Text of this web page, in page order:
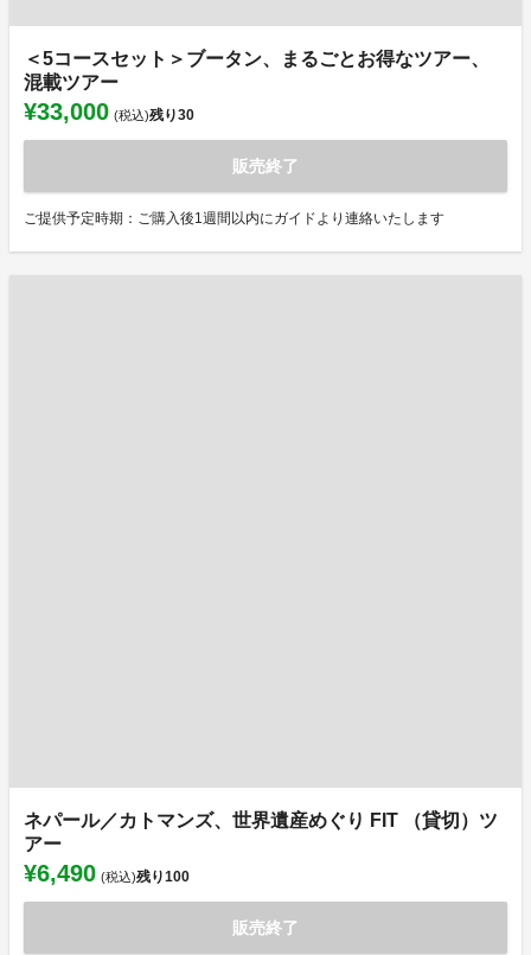
＜5コースセット＞ブータン、まるごとお得なツアー、
混載ツアー
¥33,000 (税込)残り30
販売終了
ご提供予定時期：ご購入後1週間以内にガイドより連絡いたします
ネパール／カトマンズ、世界遺産めぐり FIT （貸切）ツ
アー
¥6,490 (税込)残り100
販売終了